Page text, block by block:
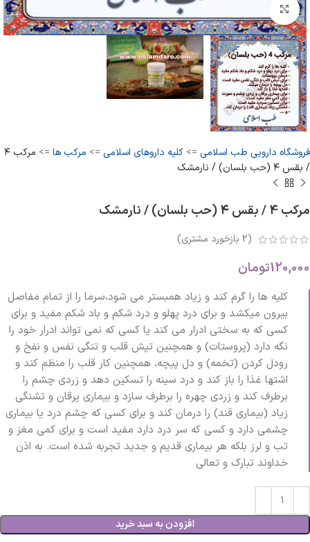
فروشگاه دارویی طب اسلامی => کلیه داروهای اسلامی => مرکب ها =>
مرکب ۴
/ بقس ۴ (حب بلسان) / نارمشک
مرکب 4 / بقس ۴ (حب بلسان) / نارمشک
(
2 بازخورد مشتری)
120,000تومان
کلیه ها را گرم کند و زیاد همبستر می شود،سرما را از تمام مفاصل
بیرون میکشد و برای درد پهلو و درد شکم و باد شکم مفید و برای
کسی که به سختی ادرار می کند یا کسی که نمی تواند ادرار خود را
نگه دارد (پروستات) و همچنین تپش قلب و تنگی نفس و نفخ و
رودل کردن (تخمه) و دل پیچه، همچنین کار قلب را منظم کند و
اشتها غذا را باز کند و درد سینه را تسکین دهد و زردی چشم را
برطرف کند و زردی چهره را برطرف سازد و بیماری یرقان و تشنگی
زیاد (بیماری قند) را درمان کند و برای کسی که چشم درد یا بیماری
چشمی دارد و کسی که سر درد دارد مفید است و برای کمی مغز و
تب و لرز بلکه هر بیماری قدیم و جدید تجربه شده است. به اذن
خداوند تبارک و تعالی
افزودن به سبد خرید